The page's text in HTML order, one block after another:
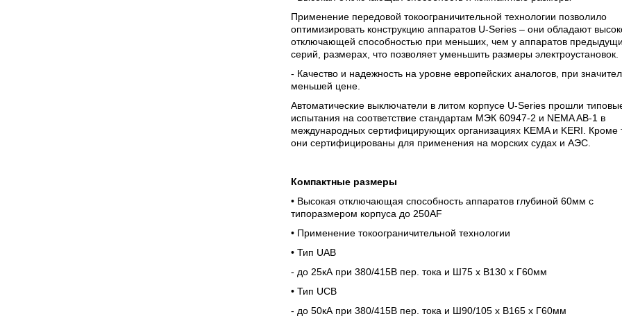
Применение передовой токоограничительной технологии позволило
оптимизировать конструкцию аппаратов U-Series – они обладают
отключающей способностью при меньших, чем у аппаратов
серий, размерах, что позволяет уменьшить размеры электроустановок.
- Качество и надежность на уровне европейских аналогов, при
меньшей цене.
Автоматические выключатели в литом корпусе U-Series прошли
испытания на соответствие стандартам МЭК 60947-2 и NEMA AB-1 в
международных сертифицирующих организациях KEMA и KERI. Кроме
они сертифицированы для применения на морских судах и АЭС.
Компактные размеры
• Высокая отключающая способность аппаратов глубиной 60мм с
типоразмером корпуса до 250AF
• Применение токоограничительной технологии
• Тип UAB
- до 25кА при 380/415В пер. тока и Ш75 х В130 х Г60мм
• Тип UCB
- до 50кА при 380/415В пер. тока и Ш90/105 х В165 х Г60мм